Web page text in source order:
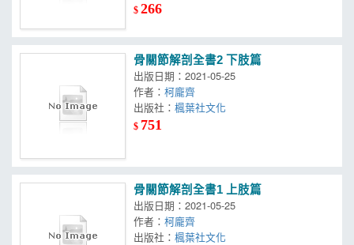
$266
骨關節解剖全書2 下肢篇
出版日期：2021-05-25
作者：柯龐齊
出版社：
$ 751
骨關節解剖全書1 上肢篇
出版日期：2021-05-25
作者：柯龐齊
出版社：